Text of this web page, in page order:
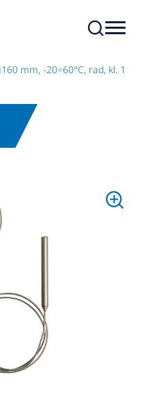
mm, -20÷60°C, rad, kl. 1